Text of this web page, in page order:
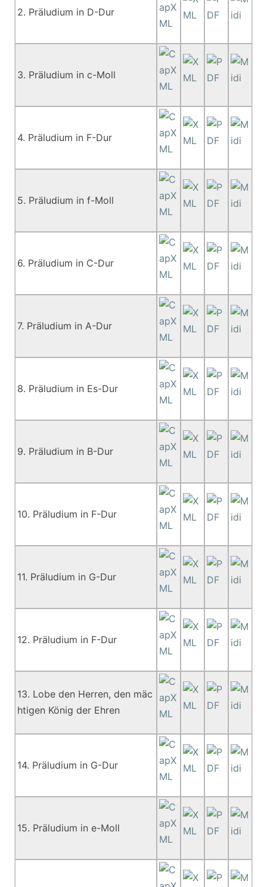
2. Präludium in D-Dur
3. Präludium in c-Moll
4. Präludium in F-Dur
5. Präludium in f-Moll
6. Präludium in C-Dur
7. Präludium in A-Dur
8. Präludium in Es-Dur
9. Präludium in B-Dur
10. Präludium in F-Dur
11. Präludium in G-Dur
12. Präludium in F-Dur
13. Lobe den Herren, den mäc
htigen König der Ehren
14. Präludium in G-Dur
15. Präludium in e-Moll